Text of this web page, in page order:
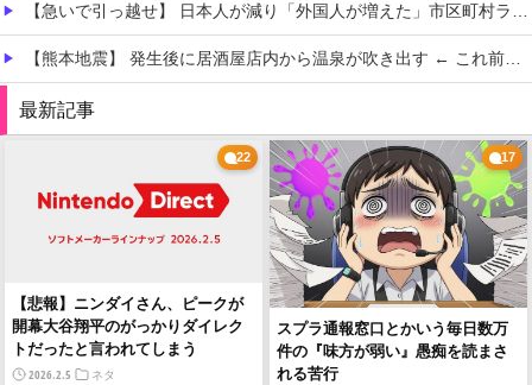
【急いで引っ越せ】 日本人が減り「外国人が増えた」市区町村ランキングキタ━━!
【熊本地震】 発生後に居酒屋店内から温泉が吹き出す ← これ前触れじゃね？
【画像】 思わず保存したくなる「笑える画像・最高な画像」貼っていけｗｗｗｗｗ
【画像】 ヘソ出しJKさん、股間の方まで見えてしまうｗｗｗｗｗｗｗｗｗ
Powered by livedoor 相互RSS
最新記事
22
【悲報】ニンダイさん、ピークが
開幕大谷翔平のがっかりダイレク
トだったと言われてしまう
2026.2.5 ネタ
17
スプラ通報窓口とかいう毎日数万
件の『味方が弱い』愚痴を読まさ
れる苦行